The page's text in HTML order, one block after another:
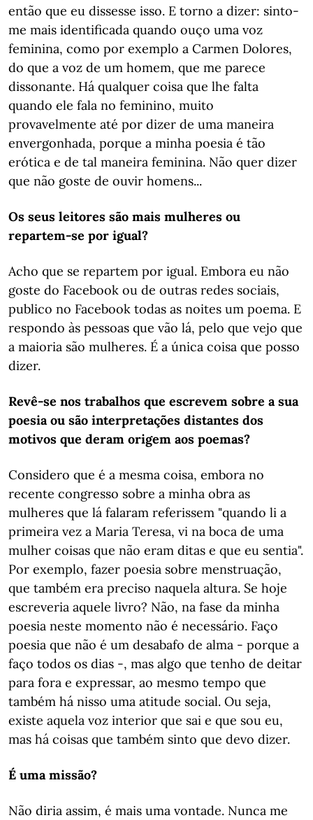
então que eu dissesse isso. E torno a dizer: sinto-
me mais identificada quando ouço uma voz
feminina, como por exemplo a Carmen Dolores,
do que a voz de um homem, que me parece
dissonante. Há qualquer coisa que lhe falta
quando ele fala no feminino, muito
provavelmente até por dizer de uma maneira
envergonhada, porque a minha poesia é tão
erótica e de tal maneira feminina. Não quer dizer
que não goste de ouvir homens...
Os seus leitores são mais mulheres ou
repartem-se por igual?
Acho que se repartem por igual. Embora eu não
goste do Facebook ou de outras redes sociais,
publico no Facebook todas as noites um poema. E
respondo às pessoas que vão lá, pelo que vejo que
a maioria são mulheres. É a única coisa que posso
dizer.
Revê-se nos trabalhos que escrevem sobre a sua
poesia ou são interpretações distantes dos
motivos que deram origem aos poemas?
Considero que é a mesma coisa, embora no
recente congresso sobre a minha obra as
mulheres que lá falaram referissem "quando li a
primeira vez a Maria Teresa, vi na boca de uma
mulher coisas que não eram ditas e que eu sentia".
Por exemplo, fazer poesia sobre menstruação,
que também era preciso naquela altura. Se hoje
escreveria aquele livro? Não, na fase da minha
poesia neste momento não é necessário. Faço
poesia que não é um desabafo de alma - porque a
faço todos os dias -, mas algo que tenho de deitar
para fora e expressar, ao mesmo tempo que
também há nisso uma atitude social. Ou seja,
existe aquela voz interior que sai e que sou eu,
mas há coisas que também sinto que devo dizer.
É uma missão?
Não diria assim, é mais uma vontade. Nunca me